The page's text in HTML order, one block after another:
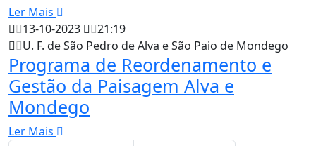
Ler Mais
13-10-2023
21:19
U. F. de São Pedro de Alva e São Paio de Mondego
Programa de Reordenamento e
Gestão da Paisagem Alva e
Mondego
Ler Mais